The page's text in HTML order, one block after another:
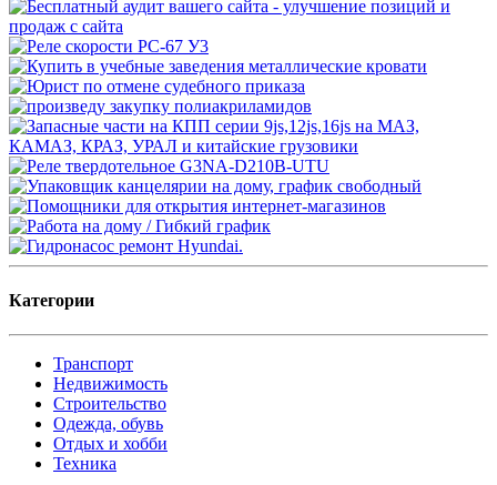
Категории
Транспорт
Недвижимость
Строительство
Одежда, обувь
Отдых и хобби
Техника